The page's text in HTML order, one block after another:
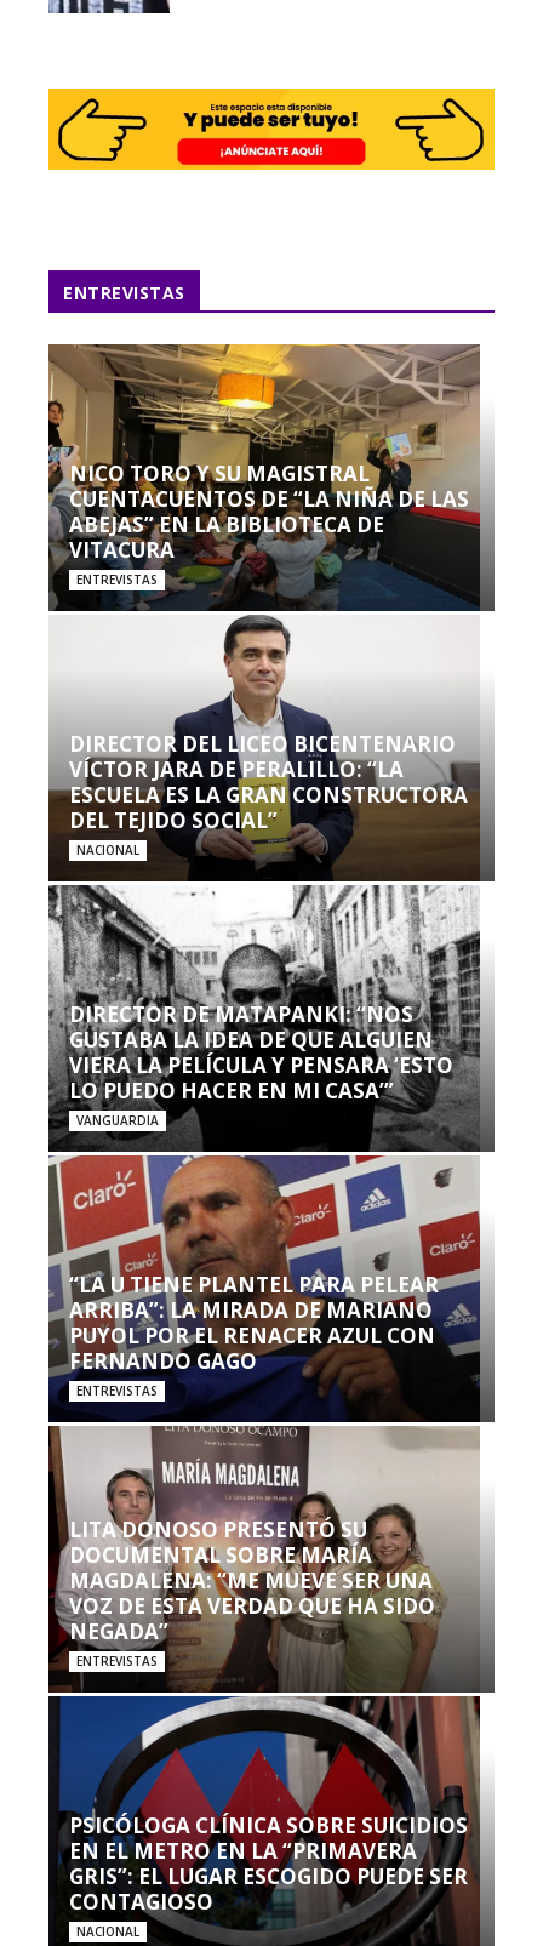
ENTREVISTAS
NICO TORO Y SU MAGISTRAL
CUENTACUENTOS DE “LA NIÑA DE LAS
ABEJAS” EN LA BIBLIOTECA DE
VITACURA
ENTREVISTAS
DIRECTOR DEL LICEO BICENTENARIO
VÍCTOR JARA DE PERALILLO: “LA
ESCUELA ES LA GRAN CONSTRUCTORA
DEL TEJIDO SOCIAL”
NACIONAL
DIRECTOR DE MATAPANKI: “NOS
GUSTABA LA IDEA DE QUE ALGUIEN
VIERA LA PELÍCULA Y PENSARA ‘ESTO
LO PUEDO HACER EN MI CASA’”
VANGUARDIA
“LA U TIENE PLANTEL PARA PELEAR
ARRIBA”: LA MIRADA DE MARIANO
PUYOL POR EL RENACER AZUL CON
FERNANDO GAGO
ENTREVISTAS
LITA DONOSO PRESENTÓ SU
DOCUMENTAL SOBRE MARÍA
MAGDALENA: “ME MUEVE SER UNA
VOZ DE ESTA VERDAD QUE HA SIDO
NEGADA”
ENTREVISTAS
PSICÓLOGA CLÍNICA SOBRE SUICIDIOS
EN EL METRO EN LA “PRIMAVERA
GRIS”: EL LUGAR ESCOGIDO PUEDE SER
CONTAGIOSO
NACIONAL